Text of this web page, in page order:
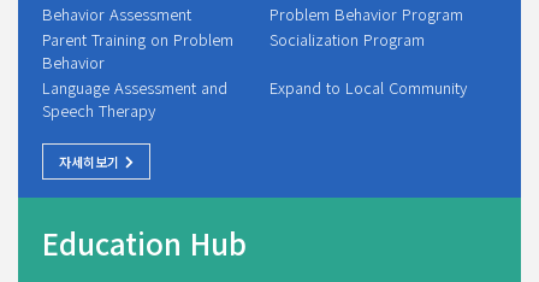
Behavior Assessment
Problem Behavior Program
Parent Training on Problem
Behavior
Socialization Program
Language Assessment and
Speech Therapy
Expand to Local Community
자세히보기
Education Hub